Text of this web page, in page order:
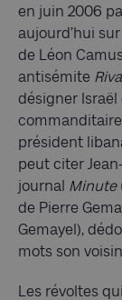
en juin 2006
aujourd’hui
de Léon
antisémite
désigner Israël
président
peut citer
journal Minute
de Pierre
Gemayel),
mots son
Les révoltes